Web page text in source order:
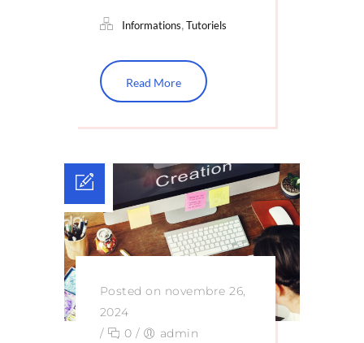
Informations,Tutoriels
Read More
Posted on novembre 26,
2024
/
0 / admin